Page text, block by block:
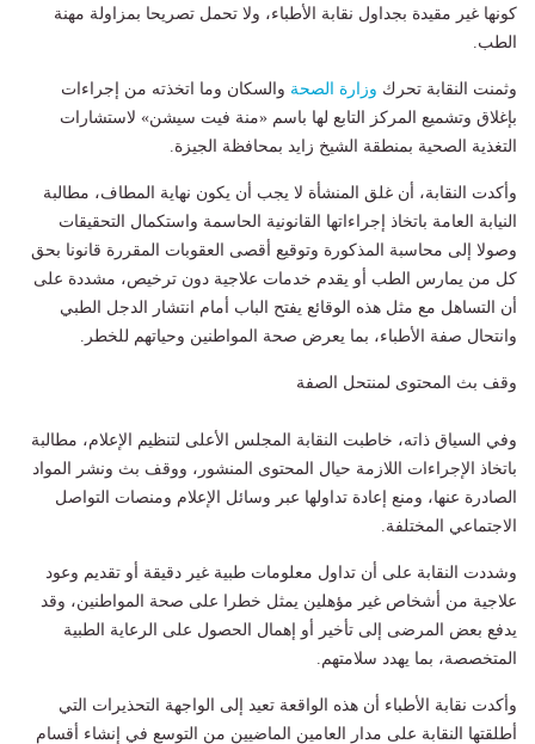
كونها غير مقيدة بجداول نقابة الأطباء، ولا تحمل تصريحا بمزاولة مهنة
الطب.
وثمنت النقابة تحرك وزارة الصحة والسكان وما اتخذته من إجراءات
بإغلاق وتشميع المركز التابع لها باسم «منة فيت سيشن» لاستشارات
التغذية الصحية بمنطقة الشيخ زايد بمحافظة الجيزة.
وأكدت النقابة، أن غلق المنشأة لا يجب أن يكون نهاية المطاف، مطالبة
النيابة العامة باتخاذ إجراءاتها القانونية الحاسمة واستكمال التحقيقات
وصولا إلى محاسبة المذكورة وتوقيع أقصى العقوبات المقررة قانونا بحق
كل من يمارس الطب أو يقدم خدمات علاجية دون ترخيص، مشددة على
أن التساهل مع مثل هذه الوقائع يفتح الباب أمام انتشار الدجل الطبي
وانتحال صفة الأطباء، بما يعرض صحة المواطنين وحياتهم للخطر.
وقف بث المحتوى لمنتحل الصفة
وفي السياق ذاته، خاطبت النقابة المجلس الأعلى لتنظيم الإعلام، مطالبة
باتخاذ الإجراءات اللازمة حيال المحتوى المنشور، ووقف بث ونشر المواد
الصادرة عنها، ومنع إعادة تداولها عبر وسائل الإعلام ومنصات التواصل
الاجتماعي المختلفة.
وشددت النقابة على أن تداول معلومات طبية غير دقيقة أو تقديم وعود
علاجية من أشخاص غير مؤهلين يمثل خطرا على صحة المواطنين، وقد
يدفع بعض المرضى إلى تأخير أو إهمال الحصول على الرعاية الطبية
المتخصصة، بما يهدد سلامتهم.
وأكدت نقابة الأطباء أن هذه الواقعة تعيد إلى الواجهة التحذيرات التي
أطلقتها النقابة على مدار العامين الماضيين من التوسع في إنشاء أقسام